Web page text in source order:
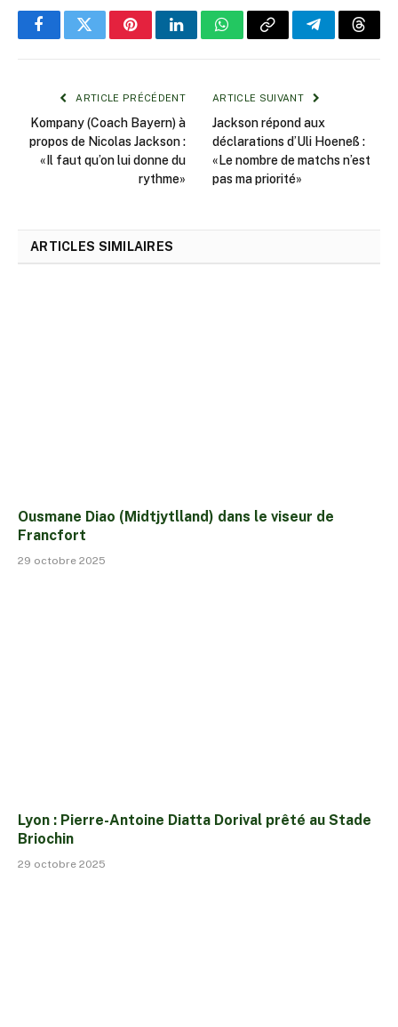
FacebookTwitterPinterestLinkedInWhatsApp
Copy
Telegram
ARTICLE PRÉCÉDENT
Kompany (Coach Bayern) à
propos de Nicolas Jackson :
«Il faut qu’on lui donne du
rythme»
ARTICLE SUIVANT
Jackson répond aux
déclarations d’Uli Hoeneß :
«Le nombre de matchs n’est
pas ma priorité»
ARTICLES SIMILAIRES
Ousmane Diao (Midtjytlland) dans le viseur de
Francfort
29 octobre 2025
Lyon : Pierre-Antoine Diatta Dorival prêté au Stade
Briochin
29 octobre 2025